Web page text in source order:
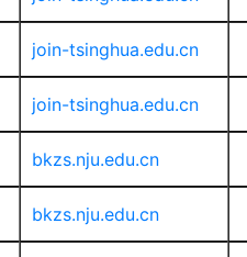
join-tsinghua.edu.cn
join-tsinghua.edu.cn
bkzs.nju.edu.cn
bkzs.nju.edu.cn